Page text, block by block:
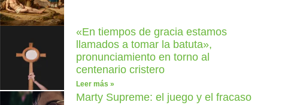
«En tiempos de gracia estamos
llamados a tomar la batuta»,
pronunciamiento en torno al
centenario cristero
Leer más »
Marty Supreme: el juego y el fracaso